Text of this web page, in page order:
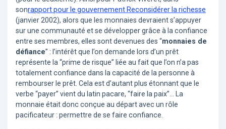
sonrapport pour le gouvernement Reconsidérer la richesse
(janvier 2002), alors que les monnaies devraient s’appuyer
sur une communauté et se développer grâce à la confiance
entre ses membres, elles sont devenues des “monnaies de
défiance” : l’intérêt que l’on demande lors d’un prêt
représente la “prime de risque” liée au fait que l’on n’a pas
totalement confiance dans la capacité de la personne à
rembourser le prêt. Cela est d’autant plus étonnant que le
verbe “payer” vient du latin pacare, “faire la paix”… La
monnaie était donc conçue au départ avec un rôle
pacificateur : permettre de se faire confiance.